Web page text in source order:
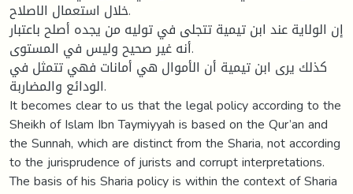
خلال استعمال الاصلاح.
إن الولاية عند ابن تيمية تتجلى في توليه من يجده أصلح باعتبار
أنه غير صحيح وليس في المستوى.
كذلك يرى ابن تيمية أن الأموال هي أمانات فهي تتمثل في
الودائع والمضاربة.
It becomes clear to us that the legal policy according to the
Sheikh of Islam Ibn Taymiyyah is based on the Qur’an and
the Sunnah, which are distinct from the Sharia, not according
to the jurisprudence of jurists and corrupt interpretations.
The basis of his Sharia policy is within the context of Sharia